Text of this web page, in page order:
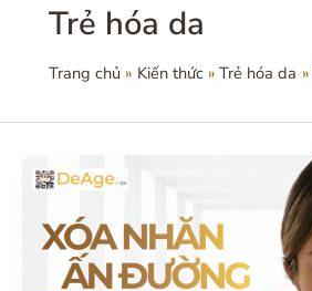
Trẻ hóa da
Trang chủ Kiến thức Trẻ hóa da